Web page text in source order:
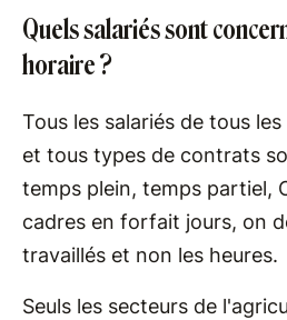
Quels salariés sont
horaire ?
Tous les salariés de tous
et tous types de contrats
temps plein, temps partiel,
cadres en forfait jours, on
travaillés et non les heures.
Seuls les secteurs de